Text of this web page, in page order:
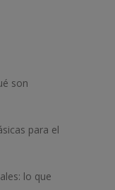
son
para el
lo que